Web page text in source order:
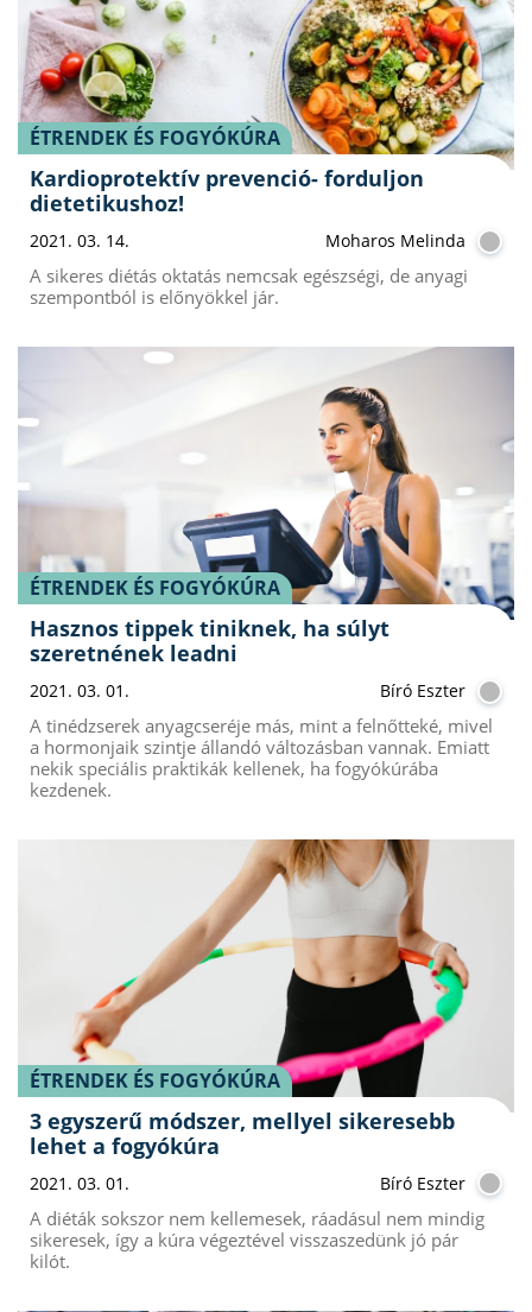
ÉTRENDEK ÉS FOGYÓKÚRA
Kardioprotektív prevenció- forduljon
dietetikushoz!
2021. 03. 14. Moharos Melinda
A sikeres diétás oktatás nemcsak egészségi, de anyagi
szempontból is előnyökkel jár.
ÉTRENDEK ÉS FOGYÓKÚRA
Hasznos tippek tiniknek, ha súlyt
szeretnének leadni
2021. 03. 01. Bíró Eszter
A tinédzserek anyagcseréje más, mint a felnőtteké, mivel
a hormonjaik szintje állandó változásban vannak. Emiatt
nekik speciális praktikák kellenek, ha fogyókúrába
kezdenek.
ÉTRENDEK ÉS FOGYÓKÚRA
3 egyszerű módszer, mellyel sikeresebb
lehet a fogyókúra
2021. 03. 01. Bíró Eszter
A diéták sokszor nem kellemesek, ráadásul nem mindig
sikeresek, így a kúra végeztével visszaszedünk jó pár
kilót.